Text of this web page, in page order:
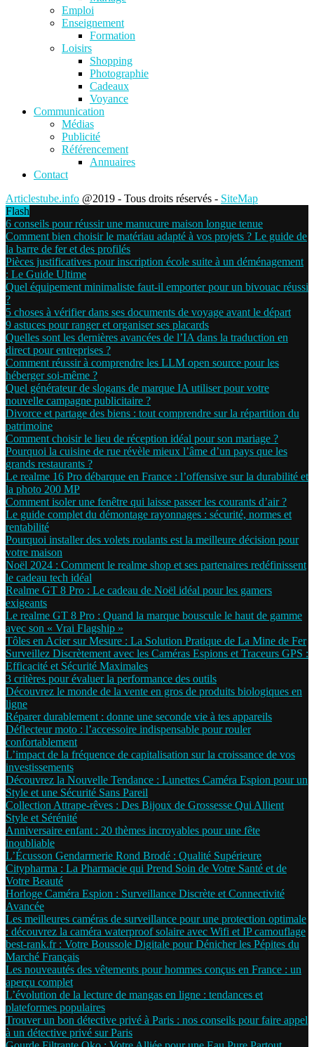
Emploi
Enseignement
Formation
Loisirs
Shopping
Photographie
Cadeaux
Voyance
Communication
Médias
Publicité
Référencement
Annuaires
Contact
Articlestube.info @2019 - Tous droits réservés - SiteMap
Flash
6 conseils pour réussir une manucure maison longue tenue
Comment bien choisir le matériau adapté à vos projets ? Le guide de
la barre de fer et des profilés
Pièces justificatives pour inscription école suite à un déménagement
: Le Guide Ultime
Quel équipement minimaliste faut-il emporter pour un bivouac réussi
?
5 choses à vérifier dans ses documents de voyage avant le départ
9 astuces pour ranger et organiser ses placards
Quelles sont les dernières avancées de l’IA dans la traduction en
direct pour entreprises ?
Comment réussir à comprendre les LLM open source pour les
héberger soi-même ?
Quel générateur de slogans de marque IA utiliser pour votre
nouvelle campagne publicitaire ?
Divorce et partage des biens : tout comprendre sur la répartition du
patrimoine
Comment choisir le lieu de réception idéal pour son mariage ?
Pourquoi la cuisine de rue révèle mieux l’âme d’un pays que les
grands restaurants ?
Le realme 16 Pro débarque en France : l’offensive sur la durabilité et
la photo 200 MP
Comment isoler une fenêtre qui laisse passer les courants d’air ?
Le guide complet du démontage rayonnages : sécurité, normes et
rentabilité
Pourquoi installer des volets roulants est la meilleure décision pour
votre maison
Noël 2024 : Comment le realme shop et ses partenaires redéfinissent
le cadeau tech idéal
Realme GT 8 Pro : Le cadeau de Noël idéal pour les gamers
exigeants
Le realme GT 8 Pro : Quand la marque bouscule le haut de gamme
avec son « Vrai Flagship »
Tôles en Acier sur Mesure : La Solution Pratique de La Mine de Fer
Surveillez Discrètement avec les Caméras Espions et Traceurs GPS :
Efficacité et Sécurité Maximales
3 critères pour évaluer la performance des outils
Découvrez le monde de la vente en gros de produits biologiques en
ligne
Réparer durablement : donne une seconde vie à tes appareils
Déflecteur moto : l’accessoire indispensable pour rouler
confortablement
L’impact de la fréquence de capitalisation sur la croissance de vos
investissements
Découvrez la Nouvelle Tendance : Lunettes Caméra Espion pour un
Style et une Sécurité Sans Pareil
Collection Attrape-rêves : Des Bijoux de Grossesse Qui Allient
Style et Sérénité
Anniversaire enfant : 20 thèmes incroyables pour une fête
inoubliable
L’Écusson Gendarmerie Rond Brodé : Qualité Supérieure
Citypharma : La Pharmacie qui Prend Soin de Votre Santé et de
Votre Beauté
Horloge Caméra Espion : Surveillance Discrète et Connectivité
Avancée
Les meilleures caméras de surveillance pour une protection optimale
: découvrez la caméra waterproof solaire avec Wifi et IP camouflage
best-rank.fr : Votre Boussole Digitale pour Dénicher les Pépites du
Marché Français
Les nouveautés des vêtements pour hommes conçus en France : un
aperçu complet
L’évolution de la lecture de mangas en ligne : tendances et
plateformes populaires
Trouver un bon détective privé à Paris : nos conseils pour faire appel
à un détective privé sur Paris